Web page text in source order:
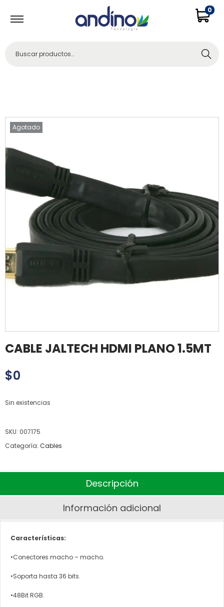
0
Buscar
Agotado
CABLE JALTECH HDMI PLANO 1.5MT
$0
Sin existencias
SKU: 007175
Categoría: Cables
Descripción
Información adicional
Características:
•Conectores macho – macho.
•Soporta hasta 36 bits.
•48Bit RGB.